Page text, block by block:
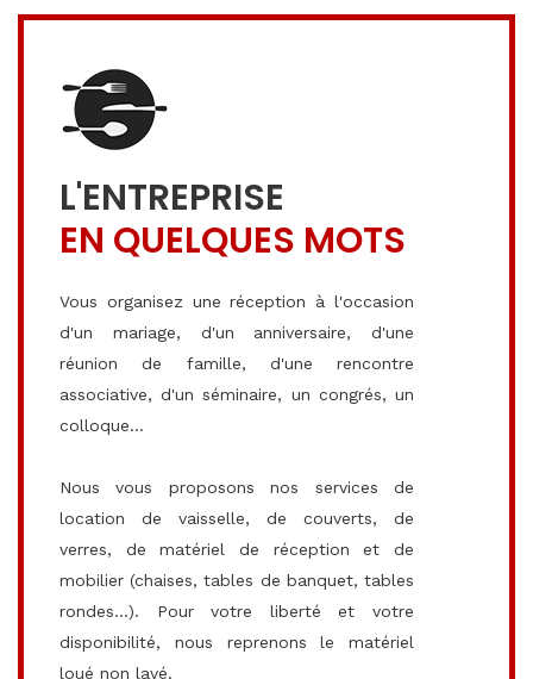
L'ENTREPRISE
EN QUELQUES MOTS
Vous organisez une réception à l'occasion
d'un mariage, d'un anniversaire, d'une
réunion de famille, d'une rencontre
associative, d'un séminaire, un congrés, un
colloque...
Nous vous proposons nos services de
location de vaisselle, de couverts, de
verres, de matériel de réception et de
mobilier (chaises, tables de banquet, tables
rondes...). Pour votre liberté et votre
disponibilité, nous reprenons le matériel
loué non lavé.